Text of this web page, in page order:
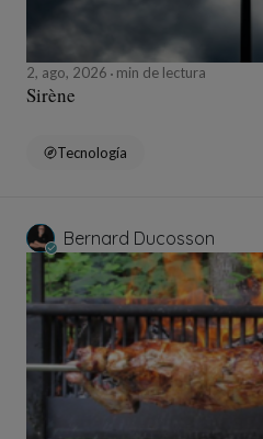
2, ago, 2026 min de lectura
Sirène
Tecnología
Bernard Ducosson